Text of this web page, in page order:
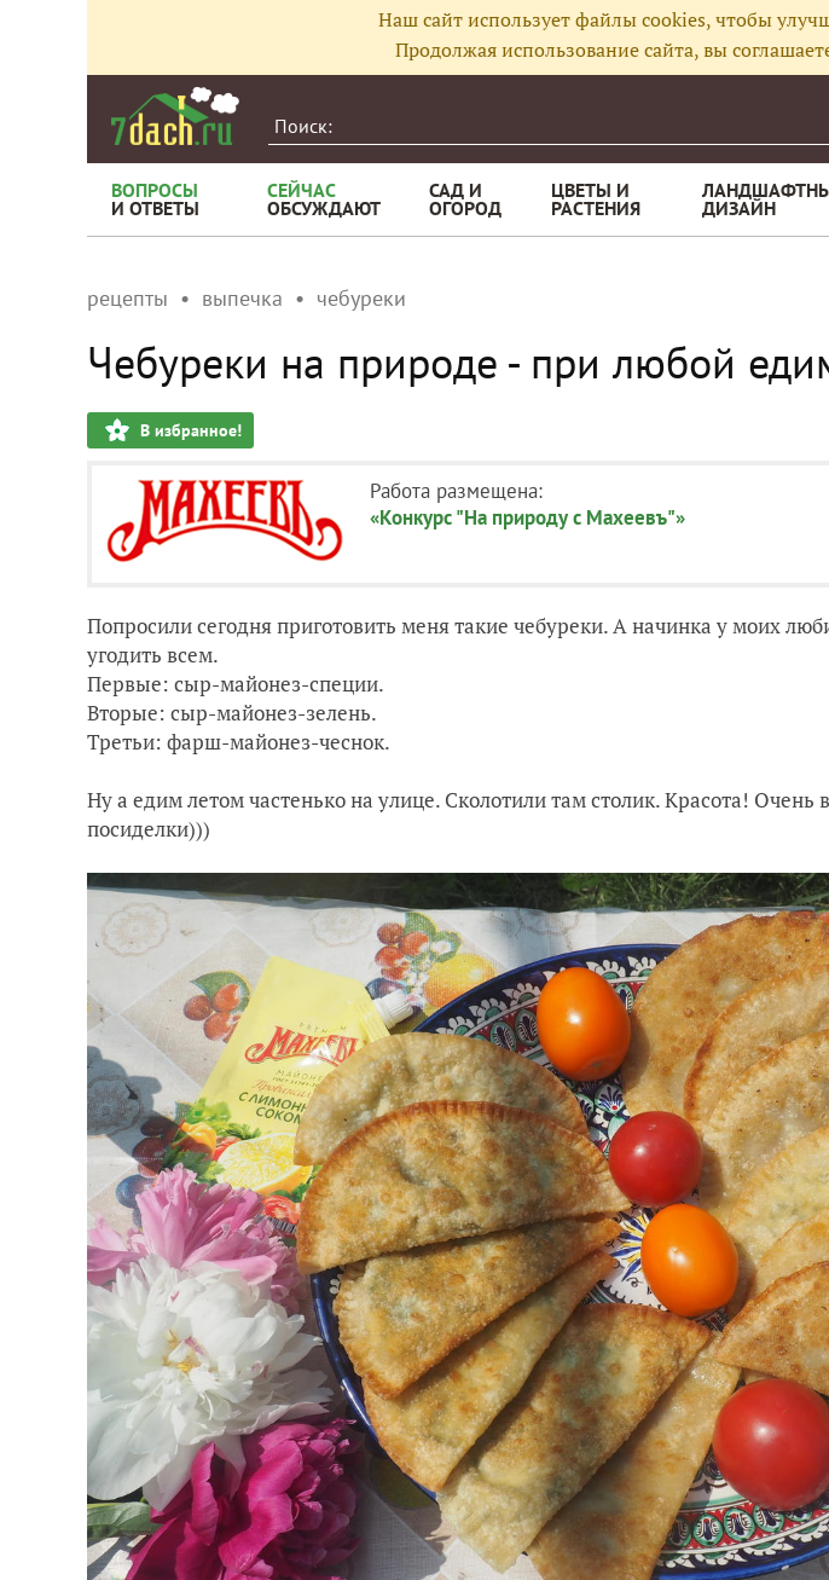
Наш сайт использует файлы cookies, чтобы
Продолжая использование сайта, вы
ВОПРОСЫ
И ОТВЕТЫ
СЕЙЧАС
ОБСУЖДАЮТ
САД И
ОГОРОД
ЦВЕТЫ И
РАСТЕНИЯ ДИЗАЙН
рецепты выпечка чебуреки
Чебуреки на природе - при любой
В избранное!
Работа размещена:
«Конкурс "На природу с Махеевъ"»
Попросили сегодня приготовить меня такие чебуреки. А начинка у моих
угодить всем.
Первые: сыр-майонез-специи.
Вторые: сыр-майонез-зелень.
Третьи: фарш-майонез-чеснок.
Ну а едим летом частенько на улице. Сколотили там столик. Красота! Очень
посиделки)))